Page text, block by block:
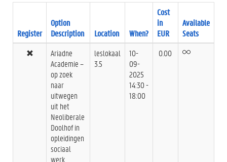
Register
Option
Description
Location When?
Cost
in
EUR
Available
Seats
Ariadne
Academie –
op zoek
naar
uitwegen
uit het
Neoliberale
Doolhof in
opleidingen
sociaal
werk
leslokaal
3.5
10-
09-
2025
14:30 -
18:00
0.00